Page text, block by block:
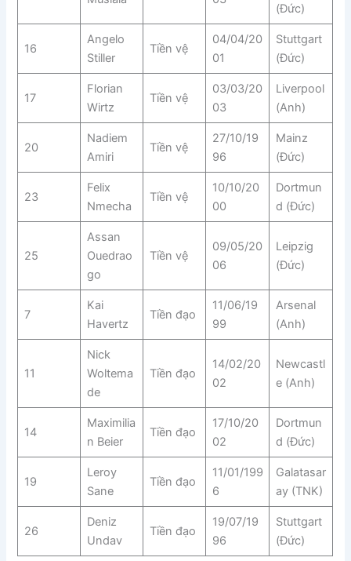
(Đức)
16
Angelo
Stiller
Tiền vệ
04/04/20
01
Stuttgart
(Đức)
17
Florian
Wirtz
Tiền vệ
03/03/20
03
Liverpool
(Anh)
20
Nadiem
Amiri
Tiền vệ
27/10/19
96
Mainz
(Đức)
23
Felix
Nmecha
Tiền vệ
10/10/20
00
Dortmun
d (Đức)
25
Assan
Ouedrao
go
Tiền vệ
09/05/20
06
Leipzig
(Đức)
7
Kai
Havertz
Tiền đạo
11/06/19
99
Arsenal
(Anh)
11
Nick
Woltema
de
Tiền đạo
14/02/20
02
Newcastl
e (Anh)
14
Maximilia
n Beier
Tiền đạo
17/10/20
02
Dortmun
d (Đức)
19
Leroy
Sane
Tiền đạo
11/01/199
6
Galatasar
ay (TNK)
26
Deniz
Undav
Tiền đạo
19/07/19
96
Stuttgart
(Đức)